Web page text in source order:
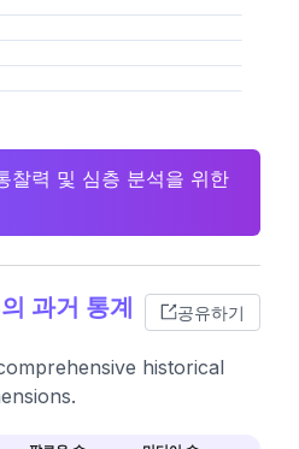
찰력 및 심층 분석을 위한
과거 통계 공유하기
historical